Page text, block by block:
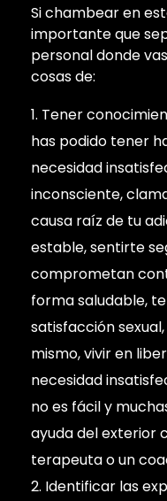
Si chambear en
importante que
personal donde
cosas de:
Tener
has podido tener
necesidad
inconsciente,
causa raíz de tu
estable, sentirte
comprometan
forma saludable,
satisfacción
mismo, vivir en
necesidad
no es fácil y
ayuda del exterior
terapeuta o un
Identificar las